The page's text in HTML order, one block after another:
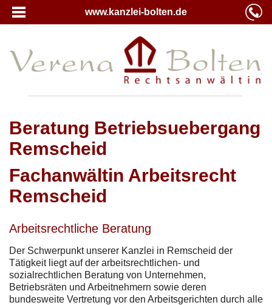
www.kanzlei-bolten.de
Beratung Betriebsuebergang
Remscheid
Fachanwältin Arbeitsrecht
Remscheid
Arbeitsrechtliche Beratung
Der Schwerpunkt unserer Kanzlei in Remscheid der
Tätigkeit liegt auf der arbeitsrechtlichen- und
sozialrechtlichen Beratung von Unternehmen,
Betriebsräten und Arbeitnehmern sowie deren
bundesweite Vertretung vor den Arbeitsgerichten durch alle